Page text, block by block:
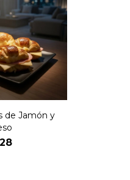
de
queso
de Jamón y